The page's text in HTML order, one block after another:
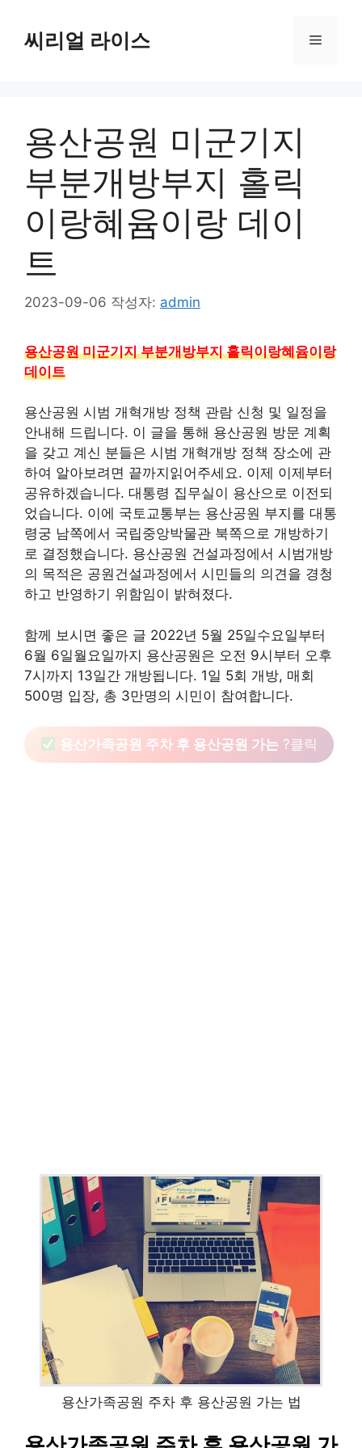
씨리얼 라이스 메
용산공원 미군기지
부분개방부지 홀릭
이랑혜윰이랑 데이
트
2023-09-06 작성자: admin
용산공원 미군기지 부분개방부지 홀릭이랑혜윰이랑
데이트
용산공원 시범 개혁개방 정책 관람 신청 및 일정을
안내해 드립니다. 이 글을 통해 용산공원 방문 계획
을 갖고 계신 분들은 시범 개혁개방 정책 장소에 관
하여 알아보려면 끝까지읽어주세요. 이제 이제부터
공유하겠습니다. 대통령 집무실이 용산으로 이전되
었습니다. 이에 국토교통부는 용산공원 부지를 대통
령궁 남쪽에서 국립중앙박물관 북쪽으로 개방하기
로 결정했습니다. 용산공원 건설과정에서 시범개방
의 목적은 공원건설과정에서 시민들의 의견을 경청
하고 반영하기 위함임이 밝혀졌다.
함께 보시면 좋은 글 2022년 5월 25일수요일부터
6월 6일월요일까지 용산공원은 오전 9시부터 오후
7시까지 13일간 개방됩니다. 1일 5회 개방, 매회
500명 입장, 총 3만명의 시민이 참여합니다.
용산가족공원 주차 후 용산공원 가는 ?클릭
용산가족공원 주차 후 용산공원 가는 법